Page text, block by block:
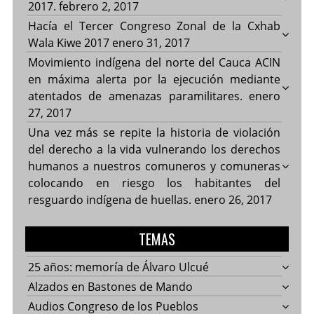
2017. febrero 2, 2017
Hacía el Tercer Congreso Zonal de la Cxhab
Wala Kiwe 2017 enero 31, 2017
Movimiento indígena del norte del Cauca ACIN
en máxima alerta por la ejecución mediante
atentados de amenazas paramilitares. enero
27, 2017
Una vez más se repite la historia de violación
del derecho a la vida vulnerando los derechos
humanos a nuestros comuneros y comuneras
colocando en riesgo los habitantes del
resguardo indígena de huellas. enero 26, 2017
TEMAS
25 años: memoría de Álvaro Ulcué
Alzados en Bastones de Mando
Audios Congreso de los Pueblos